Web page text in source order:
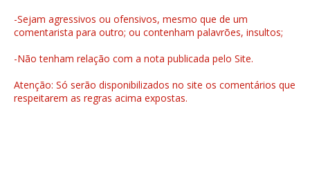
-Sejam agressivos ou ofensivos, mesmo que de um
comentarista para outro; ou contenham palavrões, insultos;
-Não tenham relação com a nota publicada pelo Site.
Atenção: Só serão disponibilizados no site os comentários que
respeitarem as regras acima expostas.